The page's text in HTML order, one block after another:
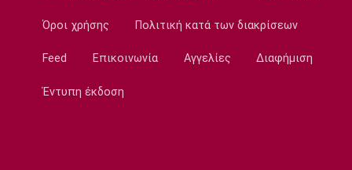
Ντόρτμουντ
Ζερμέν
Μονακό
Όροι χρήσης Πολιτική κατά των διακρίσεων
Feed Επικοινωνία Αγγελίες Διαφήμιση
Έντυπη έκδοση